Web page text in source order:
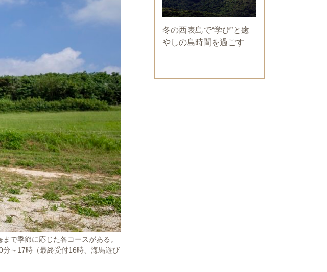
で季節に応じた各コースがある。
～17時（最終受付16時、海馬遊び
冬の西表島で“学び”と癒
やしの島時間を過ごす